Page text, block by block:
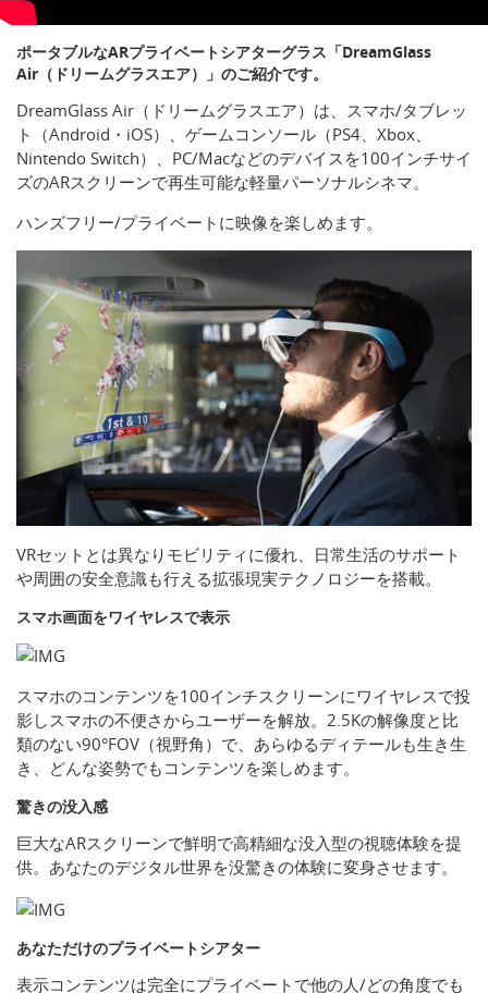
ポータブルなARプライベートシアターグラス「DreamGlass
Air（ドリームグラスエア）」のご紹介です。
DreamGlass Air（ドリームグラスエア）は、スマホ/タブレッ
ト（Android・iOS）、ゲームコンソール（PS4、Xbox、
Nintendo Switch）、PC/Macなどのデバイスを100インチサイ
ズのARスクリーンで再生可能な軽量パーソナルシネマ。
ハンズフリー/プライベートに映像を楽しめます。
VRセットとは異なりモビリティに優れ、日常生活のサポート
や周囲の安全意識も行える拡張現実テクノロジーを搭載。
スマホ画面をワイヤレスで表示
スマホのコンテンツを100インチスクリーンにワイヤレスで投
影しスマホの不便さからユーザーを解放。2.5Kの解像度と比
類のない90°FOV（視野角）で、あらゆるディテールも生き生
き、どんな姿勢でもコンテンツを楽しめます。
驚きの没入感
巨大なARスクリーンで鮮明で高精細な没入型の視聴体験を提
供。あなたのデジタル世界を没驚きの体験に変身させます。
あなただけのプライベートシアター
表示コンテンツは完全にプライベートで他の人/どの角度でも